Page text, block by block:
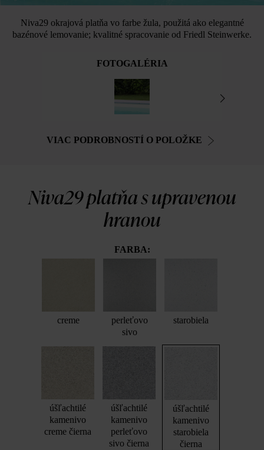
Niva29 okrajová platňa vo farbe žula, použitá ako elegantné
bazénové lemovanie; kvalitné spracovanie od Friedl Steinwerke.
FOTOGALÉRIA
VIAC PODROBNOSTÍ O POLOŽKE
Niva29 platňa s upravenou
hranou
FARBA:
creme
perleťovo
sivo
starobiela
úšľachtilé
kamenivo
creme čierna
úšľachtilé
kamenivo
perleťovo
sivo čierna
úšľachtilé
kamenivo
starobiela
čierna